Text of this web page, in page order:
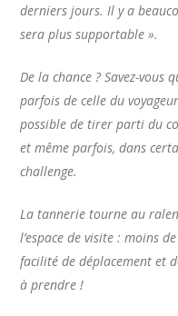
derniers jours. Il y a
sera plus supportable ».
De la chance ? Savez-
parfois de celle du
possible de tirer parti du
et même parfois, dans
challenge.
La tannerie tourne au
l’espace de visite : moins
facilité de déplacement et
à prendre !